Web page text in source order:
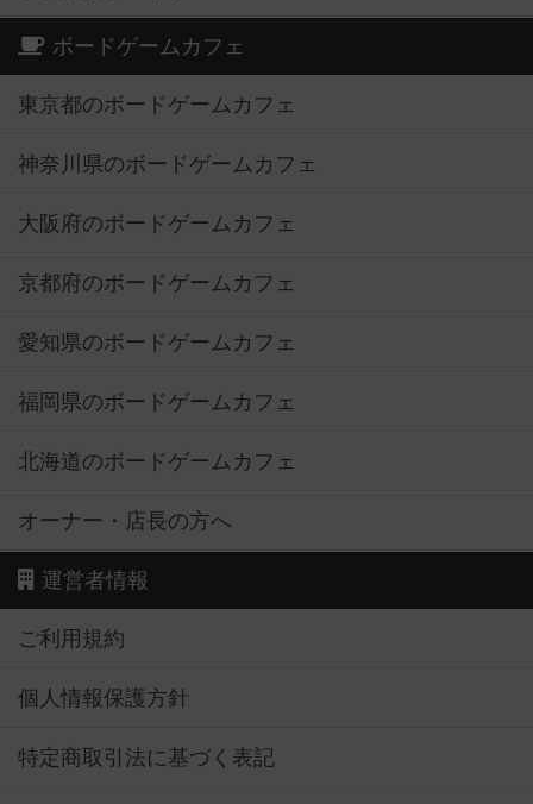
ボードゲームカフェ
東京都のボードゲームカフェ
神奈川県のボードゲームカフェ
大阪府のボードゲームカフェ
京都府のボードゲームカフェ
愛知県のボードゲームカフェ
福岡県のボードゲームカフェ
北海道のボードゲームカフェ
オーナー・店長の方へ
運営者情報
ご利用規約
個人情報保護方針
特定商取引法に基づく表記